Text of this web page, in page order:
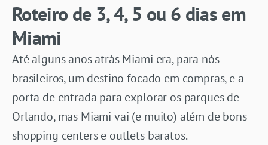
Roteiro de 3, 4, 5 ou 6 dias em
Miami
Até alguns anos atrás Miami era, para nós
brasileiros, um destino focado em compras, e a
porta de entrada para explorar os parques de
Orlando, mas Miami vai (e muito) além de bons
shopping centers e outlets baratos.